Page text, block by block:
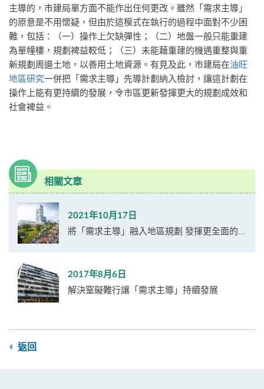
主導的，市建局單方面不能作出任何更改。雖然「需求主導」
的原意是不用懷疑，但由於這模式在執行的過程中面對不少困
難，包括：（一）操作上欠缺彈性；（二）地盤一般只能重建
為單幢樓，規劃裨益較低；（三）未能藉重建的機遇重整與重
新規劃周邊土地，以善用土地資源。有見及此，市建局在油旺
地區研究一併把「需求主導」先導計劃納入檢討，讓這計劃在
操作上能有更持續的發展，令市區更新發揮更大的規劃成效和
社會裨益。
相關文章
2021年10月17日
將「需求主導」融入地區規劃 發揮更全面的...
2017年8月6日
解決窒礙難行讓「需求主導」持續發展
返回